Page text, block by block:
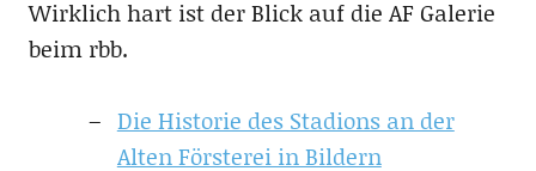
Wirklich hart ist der Blick auf die AF Galerie
beim rbb.
Die Historie des Stadions an der
Alten Försterei in Bildern